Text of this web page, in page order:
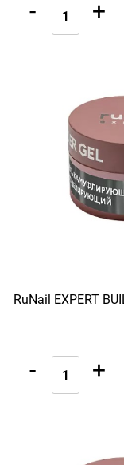
- +
RuNail EXPERT
- +